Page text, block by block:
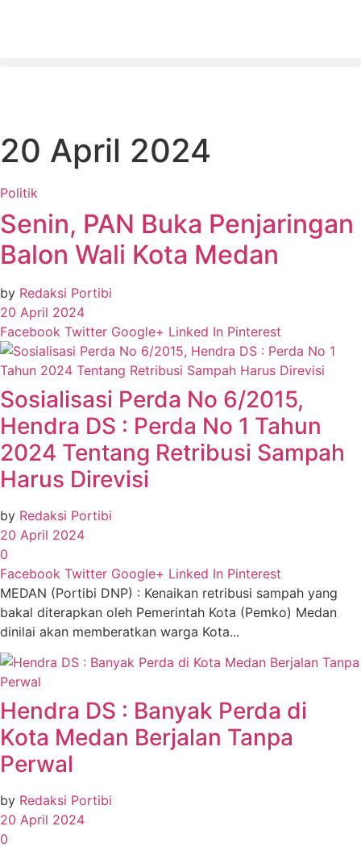
20 April 2024
Politik
Senin, PAN Buka Penjaringan
Balon Wali Kota Medan
by Redaksi Portibi
20 April 2024
Facebook Twitter Google+ Linked In Pinterest
Sosialisasi Perda No 6/2015,
Hendra DS : Perda No 1 Tahun
2024 Tentang Retribusi Sampah
Harus Direvisi
by Redaksi Portibi
20 April 2024
0
Facebook Twitter Google+ Linked In Pinterest
MEDAN (Portibi DNP) : Kenaikan retribusi sampah yang
bakal diterapkan oleh Pemerintah Kota (Pemko) Medan
dinilai akan memberatkan warga Kota...
Hendra DS : Banyak Perda di
Kota Medan Berjalan Tanpa
Perwal
by Redaksi Portibi
20 April 2024
0